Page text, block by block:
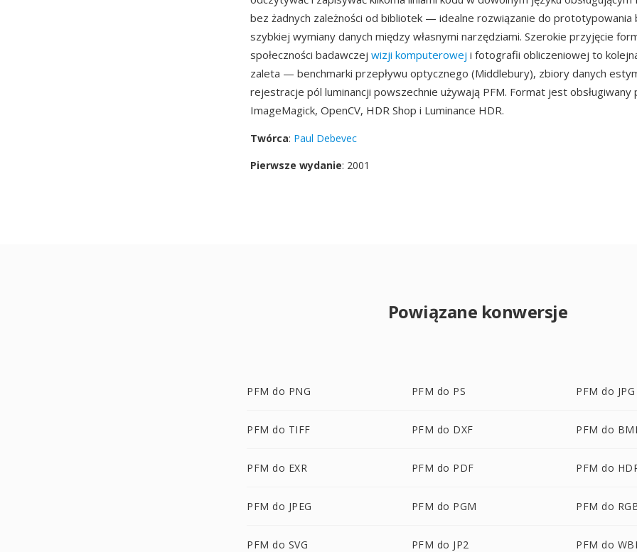
bez żadnych zależności od bibliotek — idealne rozwiązanie do prototypowania
szybkiej wymiany danych między własnymi narzędziami. Szerokie przyjęcie
społeczności badawczej wizji komputerowej i fotografii obliczeniowej to
zaleta — benchmarki przepływu optycznego (Middlebury), zbiory danych
rejestracje pól luminancji powszechnie używają PFM. Format jest obsługiwany
ImageMagick, OpenCV, HDR Shop i Luminance HDR.
Twórca: Paul Debevec
Pierwsze wydanie: 2001
Powiązane konwersje
PFM do PNG PFM do PS PFM do JPG
PFM do TIFF PFM do DXF PFM do
PFM do EXR PFM do PDF PFM do
PFM do JPEG PFM do PGM PFM do
PFM do SVG PFM do JP2 PFM do